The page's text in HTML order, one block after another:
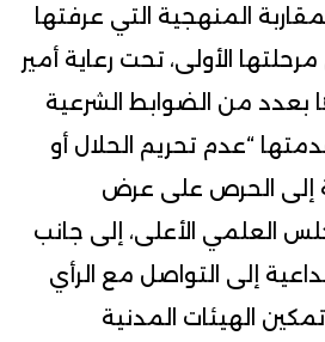
المنهجية التي عرفتها
الأولى، تحت رعاية أمير
بعدد من الضوابط الشرعية
“عدم تحريم الحلال أو
إلى الحرص على عرض
العلمي الأعلى، إلى جانب
إلى التواصل مع الرأي
الهيئات المدنية